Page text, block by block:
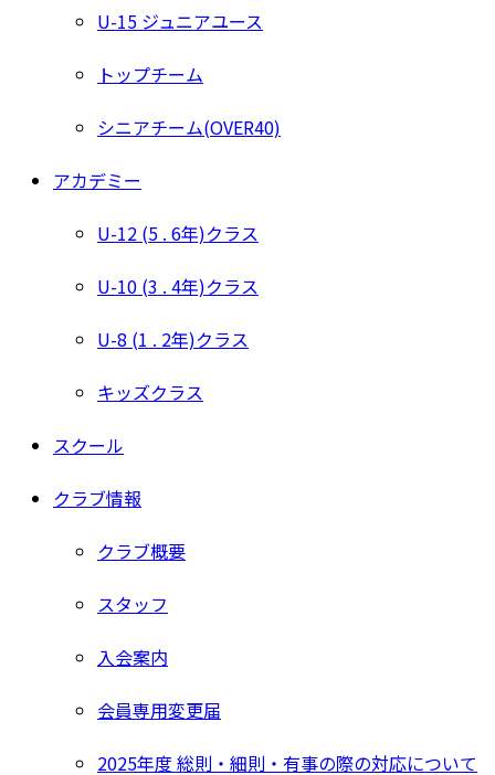
U-15 ジュニアユース
トップチーム
シニアチーム(OVER40)
アカデミー
U-12 (5 . 6年)クラス
U-10 (3 . 4年)クラス
U-8 (1 . 2年)クラス
キッズクラス
スクール
クラブ情報
クラブ概要
スタッフ
入会案内
会員専用変更届
2025年度 総則・細則・有事の際の対応について